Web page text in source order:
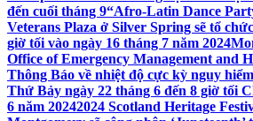
đến cuối tháng 9“Afro-Latin Dance
Veterans Plaza ở Silver Spring sẽ tổ
giờ tối vào ngày 16 tháng 7 năm 2024
Office of Emergency Management and
Thông Báo về nhiệt độ cực kỳ nguy
Thứ Bảy ngày 22 tháng 6 đến 8 giờ tối
6 năm 20242024 Scotland Heritage